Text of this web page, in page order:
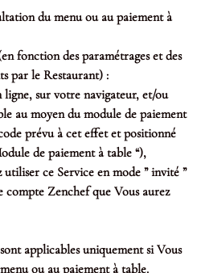
du menu ou au paiement à
fonction des paramétrages et des
par le Restaurant) :
sur votre navigateur, et/ou
moyen du module de paiement
prévu à cet effet et positionné
de paiement à table “),
ce Service en mode ” invité ”
Zenchef que Vous aurez
applicables uniquement si Vous
ou au paiement à table.